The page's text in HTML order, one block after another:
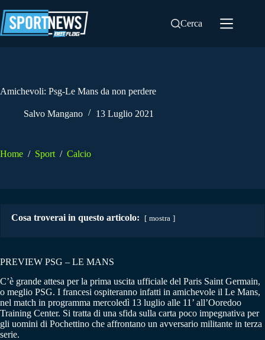
al
contenuto
Cerca
Amichevoli: Psg-Le Mans da non perdere
Salvo Mangano 13 Luglio 2021
Home / Sport / Calcio
Cosa troverai in questo articolo: mostra
PREVIEW PSG – LE MANS
C’è grande attesa per la prima uscita ufficiale del Paris Saint Germain,
o meglio PSG. I francesi ospiteranno infatti in amichevole il Le Mans,
nel match in programma mercoledì 13 luglio alle 11’ all’Ooredoo
Training Center. Si tratta di una sfida sulla carta poco impegnativa per
gli uomini di Pochettino che affrontano un avversario militante in terza
serie.